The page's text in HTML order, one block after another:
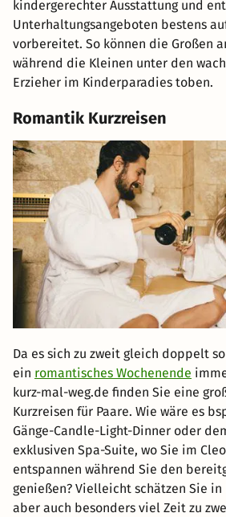
kindergerechter Ausstattung und
Unterhaltungsangeboten bestens
vorbereitet. So können die Großen
während die Kleinen unter den
Erzieher im Kinderparadies toben.
Romantik Kurzreisen
Da es sich zu zweit gleich doppelt
ein romantisches Wochenende
kurz-mal-weg.de finden Sie eine
Kurzreisen für Paare. Wie wäre es
Gänge-Candle-Light-Dinner oder
exklusiven Spa-Suite, wo Sie im
entspannen während Sie den
genießen? Vielleicht schätzen Sie
aber auch besonders viel Zeit zu